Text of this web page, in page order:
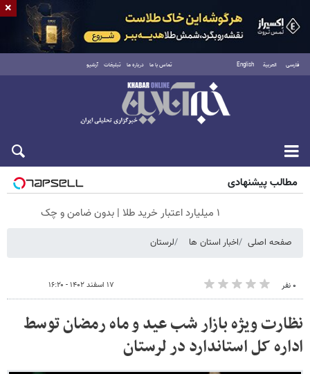
فارسی العربية English تماس با ما درباره ما تبلیغات آرشیو
جمعه ۱۶ مرداد ۱۴۰۵
مطالب پیشنهادی
۱ میلیارد اعتبار خرید طلا | بدون ضامن و چک
صفحه اصلی اخبار استان ها لرستان
۰ نفر ۱۷ اسفند ۱۴۰۲ - ۱۶:۲۰
نظارت ویژه بازار شب عید و ماه رمضان توسط
اداره کل استاندارد در لرستان
×